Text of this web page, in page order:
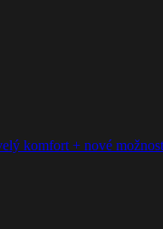
komfort + nové